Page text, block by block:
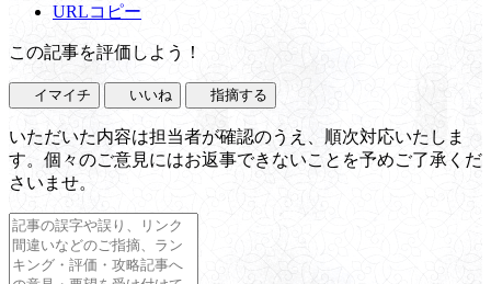
URLコピー
この記事を評価しよう！
イマイチ いいね 指摘する
いただいた内容は担当者が確認のうえ、順次対応いたしま
す。個々のご意見にはお返事できないことを予めご了承くだ
さいませ。